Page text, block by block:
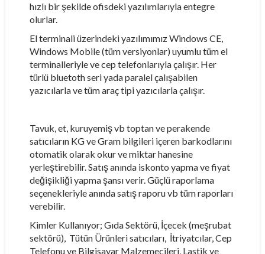
hızlı bir şekilde ofisdeki yazılımlarıyla entegre
olurlar.
El terminali üzerindeki yazılımımız Windows CE,
Windows Mobile (tüm versiyonlar) uyumlu tüm el
terminalleriyle ve cep telefonlarıyla çalışır. Her
türlü bluetoth seri yada paralel çalışabilen
yazıcılarla ve tüm araç tipi yazıcılarla çalışır.
Tavuk, et, kuruyemiş vb toptan ve perakende
satıcıların KG ve Gram bilgileri içeren barkodlarını
otomatik olarak okur ve miktar hanesine
yerleştirebilir. Satış anında iskonto yapma ve fiyat
değişikliği yapma şansı verir. Güçlü raporlama
seçenekleriyle anında satış raporu vb tüm raporları
verebilir.
Kimler Kullanıyor; Gıda Sektörü, İçecek (meşrubat
sektörü), Tütün Ürünleri satıcıları, İtriyatcılar, Cep
Telefonu ve Bilgisayar Malzemecileri, Lastik ve